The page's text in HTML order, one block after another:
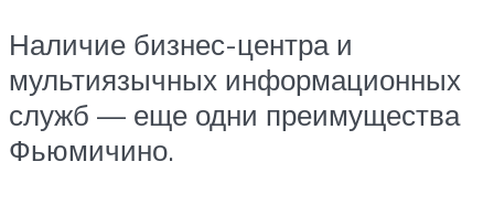
Наличие бизнес-центра и
мультиязычных информационных
служб — еще одни преимущества
Фьюмичино.